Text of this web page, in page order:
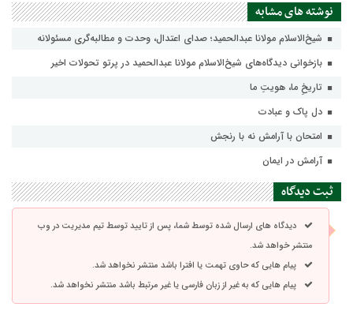
نوشته های مشابه
شیخ‌الاسلام مولانا عبدالحمید؛ صدای اعتدال، وحدت و مطالبه‌گری مسئولانه
بازخوانی دیدگاه‌های شیخ‌الاسلام مولانا عبدالحمید در پرتو تحولات اخیر
تاریخِ ما، هویتِ ما
دل پاک و عبادت
امتحان با آرامش نه با رنجش
آرامش در ایمان
ثبت دیدگاه
دیدگاه های ارسال شده توسط شما، پس از تایید توسط تیم مدیریت در وب
منتشر خواهد شد.
پیام هایی که حاوی تهمت یا افترا باشد منتشر نخواهد شد.
پیام هایی که به غیر از زبان فارسی یا غیر مرتبط باشد منتشر نخواهد شد.